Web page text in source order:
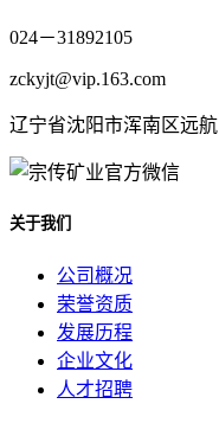
024－31892105
zckyjt@vip.163.com
辽宁省沈阳市浑南区远
关于我们
公司概况
荣誉资质
发展历程
企业文化
人才招聘